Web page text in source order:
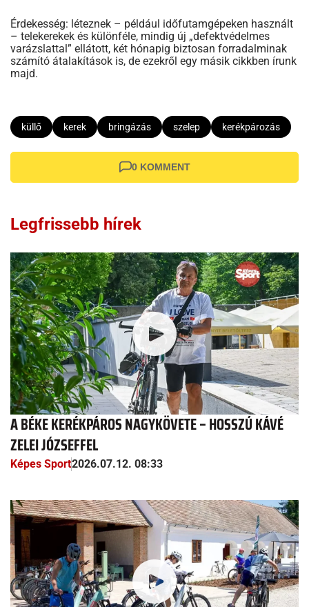
Érdekesség: léteznek – például időfutamgépeken használt
– telekerekek és különféle, mindig új „defektvédelmes
varázslattal” ellátott, két hónapig biztosan forradalminak
számító átalakítások is, de ezekről egy másik cikkben írunk
majd.
küllő kerek bringázás szelep kerékpározás
0 KOMMENT
Legfrissebb hírek
A BÉKE KERÉKPÁROS NAGYKÖVETE – HOSSZÚ KÁVÉ
ZELEI JÓZSEFFEL
Képes Sport2026.07.12. 08:33